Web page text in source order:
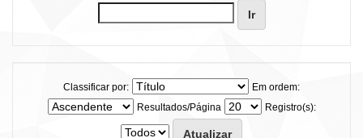
Classificar por:
Em ordem:
Resultados/Página
Registro(s):